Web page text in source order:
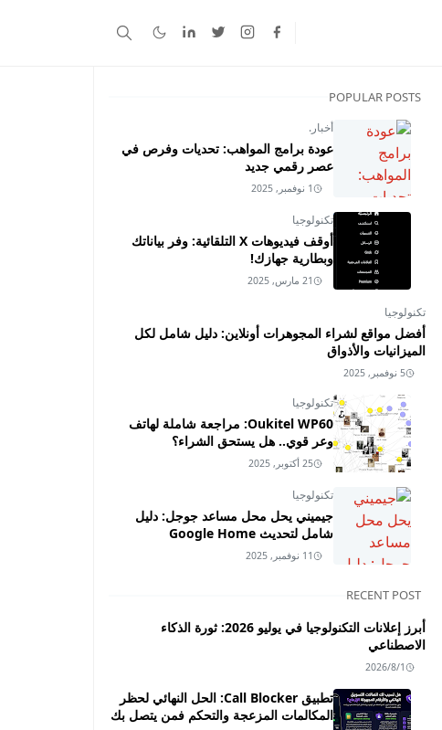
POPULAR POSTS
أخبار.
عودة برامج المواهب: تحديات وفرص في
عصر رقمي جديد
1 نوفمبر, 2025
تكنولوجيا
أوقف فيديوهات X التلقائية: وفر بياناتك
وبطارية جهازك!
21 مارس, 2025
تكنولوجيا
أفضل مواقع لشراء المجوهرات أونلاين: دليل شامل لكل
الميزانيات والأذواق
5 نوفمبر, 2025
تكنولوجيا
Oukitel WP60: مراجعة شاملة لهاتف
وعر قوي.. هل يستحق الشراء؟
25 أكتوبر, 2025
تكنولوجيا
جيميني يحل محل مساعد جوجل: دليل
شامل لتحديث Google Home
11 نوفمبر, 2025
RECENT POST
أبرز إعلانات التكنولوجيا في يوليو 2026: ثورة الذكاء
الاصطناعي
2026/8/1
تطبيق Call Blocker: الحل النهائي لحظر
المكالمات المزعجة والتحكم فمن يتصل بك